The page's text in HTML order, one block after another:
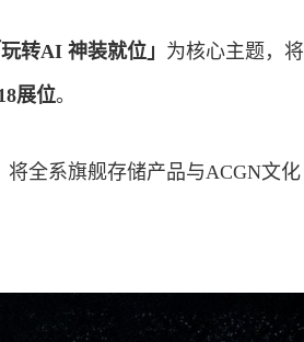
玩转AI 神装就位」 为核心主题，将
展位。
全系旗舰存储产品与ACGN文化